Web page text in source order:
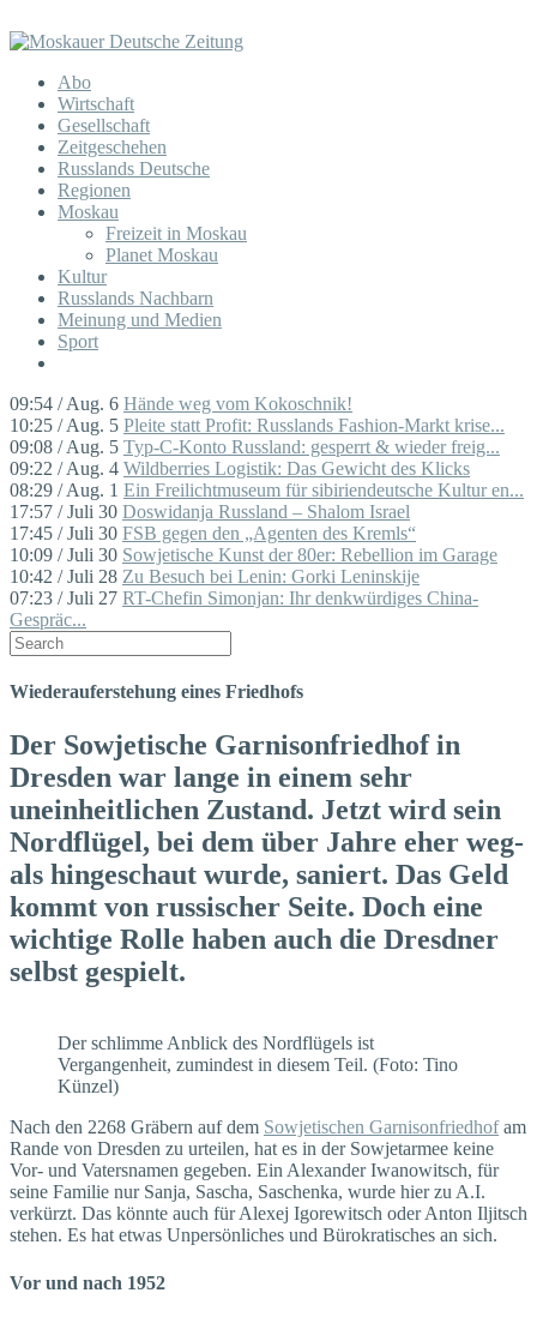
Abo
Wirtschaft
Gesellschaft
Zeitgeschehen
Russlands Deutsche
Regionen
Moskau
Freizeit in Moskau
Planet Moskau
Kultur
Russlands Nachbarn
Meinung und Medien
Sport
09:54 / Aug. 6 Hände weg vom Kokoschnik!
10:25 / Aug. 5 Pleite statt Profit: Russlands Fashion-Markt krise...
09:08 / Aug. 5 Typ-C-Konto Russland: gesperrt & wieder freig...
09:22 / Aug. 4 Wildberries Logistik: Das Gewicht des Klicks
08:29 / Aug. 1 Ein Freilichtmuseum für sibiriendeutsche Kultur en...
17:57 / Juli 30 Doswidanja Russland – Shalom Israel
17:45 / Juli 30 FSB gegen den „Agenten des Kremls“
10:09 / Juli 30 Sowjetische Kunst der 80er: Rebellion im Garage
10:42 / Juli 28 Zu Besuch bei Lenin: Gorki Leninskije
07:23 / Juli 27 RT-Chefin Simonjan: Ihr denkwürdiges China-
Gespräc...
Wiederauferstehung eines Friedhofs
Der Sowjetische Garnisonfriedhof in
Dresden war lange in einem sehr
uneinheitlichen Zustand. Jetzt wird sein
Nordflügel, bei dem über Jahre eher weg-
als hingeschaut wurde, saniert. Das Geld
kommt von russischer Seite. Doch eine
wichtige Rolle haben auch die Dresdner
selbst gespielt.
Der schlimme Anblick des Nordflügels ist
Vergangenheit, zumindest in diesem Teil. (Foto: Tino
Künzel)
Nach den 2268 Gräbern auf dem Sowjetischen Garnisonfriedhofam
Rande von Dresden zu urteilen, hat es in der Sowjetarmee keine
Vor- und Vatersnamen gegeben. Ein Alexander Iwanowitsch, für
seine Familie nur Sanja, Sascha, Saschenka, wurde hier zu A.I.
verkürzt. Das könnte auch für Alexej Igorewitsch oder Anton Iljitsch
stehen. Es hat etwas Unpersönliches und Bürokratisches an sich.
Vor und nach 1952